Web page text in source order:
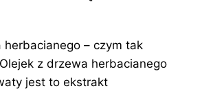
herbacianego – czym tak
z drzewa herbacianego
jest to ekstrakt